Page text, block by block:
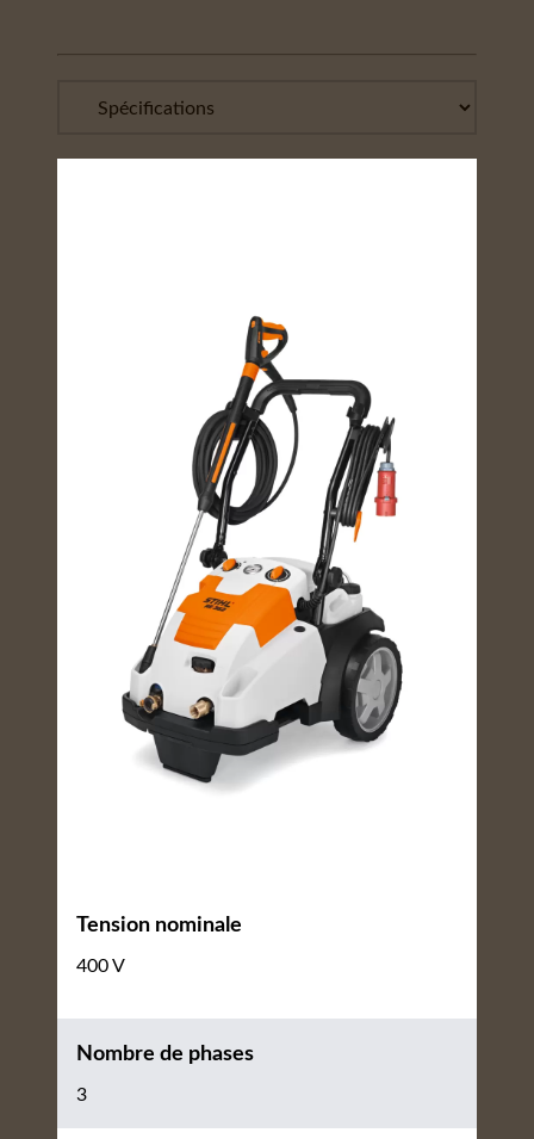
Tension nominale
400 V
Nombre de phases
3